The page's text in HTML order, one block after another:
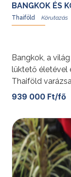
BANGKOK ÉS
Thaiföld
Bangkok, a
lüktető életével
Thaiföld
hanem
szépségeiben
homokos
élményt
939 000 Ft/fő